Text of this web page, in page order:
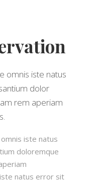
omnis iste natus
dolor
rem aperiam
iste natus
doloremque
natus error sit